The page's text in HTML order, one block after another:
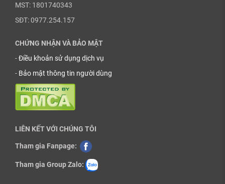
MST: 1801740343
SĐT: 0977.254.157
CHỨNG NHẬN VÀ BẢO MẬT
-Điều khoản sử dụng dịch vụ
- Bảo mật thông tin người dùng
LIÊN KẾT VỚI CHÚNG TÔI
Tham gia Fanpage:
Tham gia Group Zalo: